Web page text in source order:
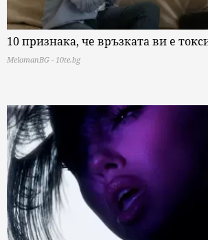
10 признака, че връзката ви е
MelomanBG - 10te.bg